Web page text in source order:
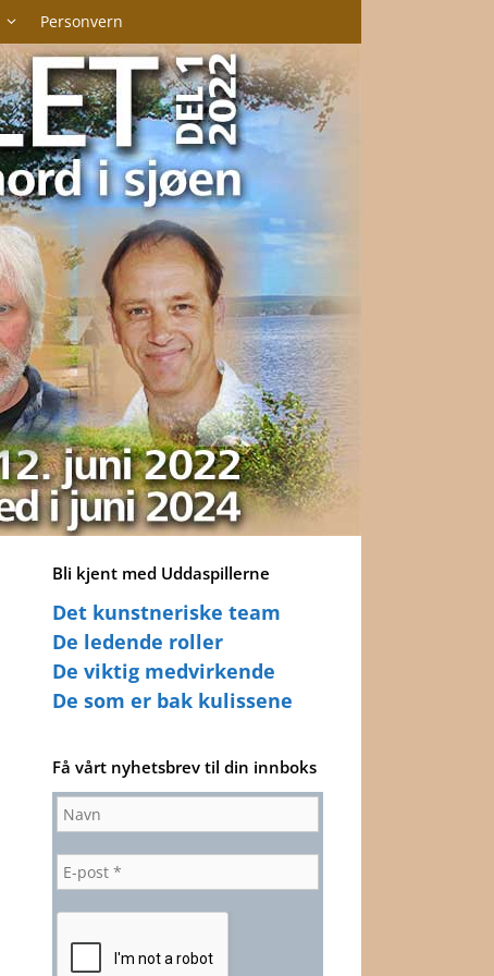
Personvern
Bli kjent med Uddaspillerne
Det kunstneriske team
De ledende roller
De viktig medvirkende
De som er bak kulissene
Få vårt nyhetsbrev til din innboks